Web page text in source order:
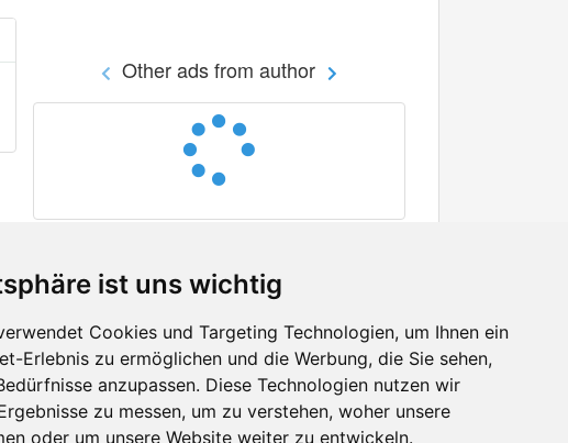
ist uns wichtig
Cookies und Targeting Technologien, um Ihnen ein
Erlebnis zu ermöglichen und die Werbung, die Sie sehen,
anzupassen. Diese Technologien nutzen wir
zu messen, um zu verstehen, woher unsere
oder um unsere Website weiter zu entwickeln.
Other ads from author
Facebook
Twitter
YouTube